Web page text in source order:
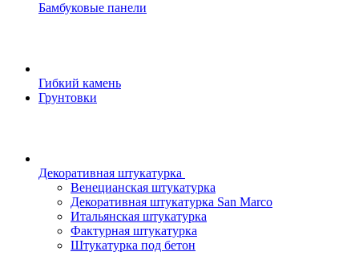
Бамбуковые панели
Гибкий камень
Грунтовки
Декоративная штукатурка
Венецианская штукатурка
Декоративная штукатурка San Marco
Итальянская штукатурка
Фактурная штукатурка
Штукатурка под бетон